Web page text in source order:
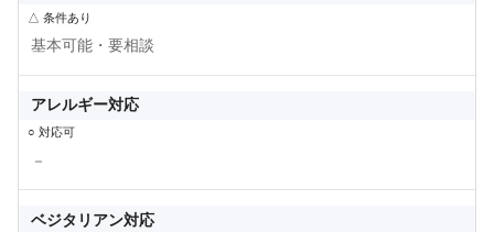
△ 条件あり
基本可能・要相談
アレルギー対応
○ 対応可
－
ベジタリアン対応